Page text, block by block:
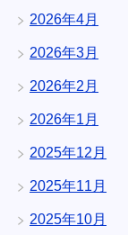
2026年4月
2026年3月
2026年2月
2026年1月
2025年12月
2025年11月
2025年10月